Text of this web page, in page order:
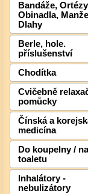
Bandáže,
Obinadla,
Dlahy
Berle, hole.
příslušenství
Chodítka
Cvičebně
pomůcky
Čínská a
medicína
Do koupelny / na
toaletu
Inhalátory -
nebulizátory
Detail